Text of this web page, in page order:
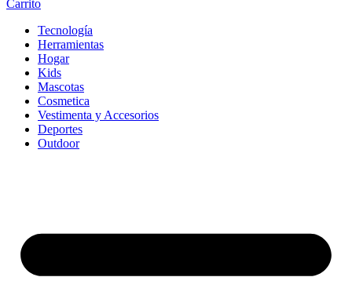
Carrito
Tecnología
Herramientas
Hogar
Kids
Mascotas
Cosmetica
Vestimenta y Accesorios
Deportes
Outdoor